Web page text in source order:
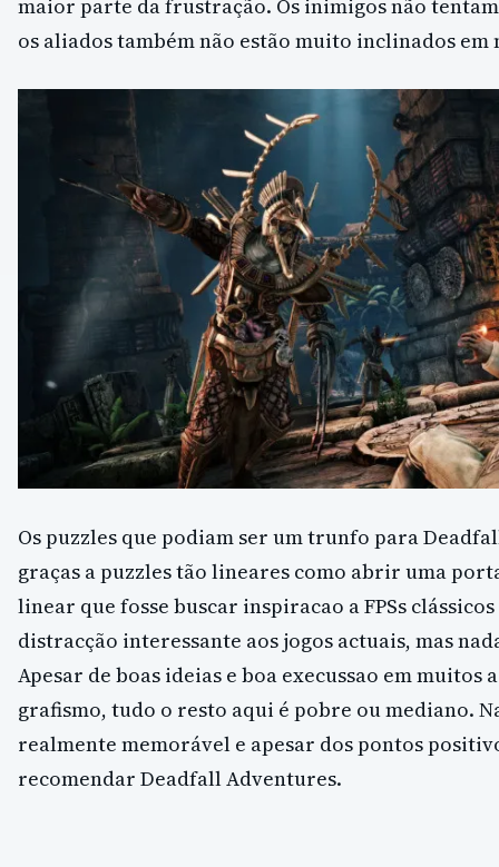
maior parte da frustração. Os inimigos não
os aliados também não estão muito inclinados em
Os puzzles que podiam ser um trunfo para
graças a puzzles tão lineares como abrir uma
linear que fosse buscar inspiracao a FPSs
distracção interessante aos jogos actuais, mas
Apesar de boas ideias e boa execussao em muitos
grafismo, tudo o resto aqui é pobre ou mediano.
realmente memorável e apesar dos pontos
recomendar Deadfall Adventures.